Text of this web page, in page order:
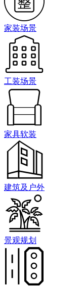
家装场景
工装场景
家具软装
建筑及户外
景观规划